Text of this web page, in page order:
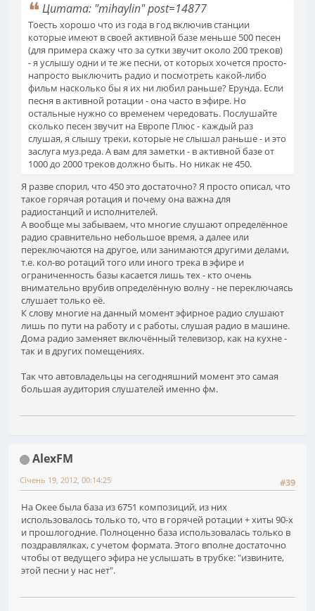
Цитата: "mihaylin" post=14877
Тоесть хорошо что из года в год включив станции
которые имеют в своей активной базе меньше 500 песен
(для примера скажу что за сутки звучит около 200 треков)
- я услышу одни и те же песни, от которых хочется просто-
напросто выключить радио и посмотреть какой-либо
фильм насколько бы я их ни любил раньше? Ерунда. Если
песня в активной ротации - она часто в эфире. Но
остальные нужно со временем чередовать. Послушайте
сколько песен звучит на Европе Плюс - каждый раз
слушая, я слышу треки, которые не слышал раньше - и это
заслуга муз.реда. А вам для заметки - в активной базе от
1000 до 2000 треков должно быть. Но никак не 450.
Я разве спорил, что 450 это достаточно? Я просто описал, что
такое горячая ротация и почему она важна для
радиостанций и исполнителей.
А вообще мы забываем, что многие слушают определённое
радио сравнительно небольшое время, а далее или
переключаются на другое, или занимаются другими делами,
т.е. кол-во ротаций того или иного трека в эфире и
ограниченность базы касается лишь тех - кто очень
внимательно врубив определённую волну - не переключаясь
слушает только её.
К слову многие на данный момент эфирное радио слушают
лишь по пути на работу и с работы, слушая радио в машине.
Дома радио заменяет включённый телевизор, как на кухне -
так и в других помещениях.
Так что автовладельцы на сегодняшний момент это самая
большая аудитория слушателей именно фм.
AlexFM
#39
Січень 19, 2012, 00:14:25
На Окее была база из 6751 композиций, из них
использовалось только то, что в горячей ротации + хиты 90-х
и прошлогодние. Полноценно база использовалась только в
поздравлялках, с учетом формата. Этого вполне достаточно
чтобы от ведущего эфира не услышать в трубке: "извините,
этой песни у нас нет".